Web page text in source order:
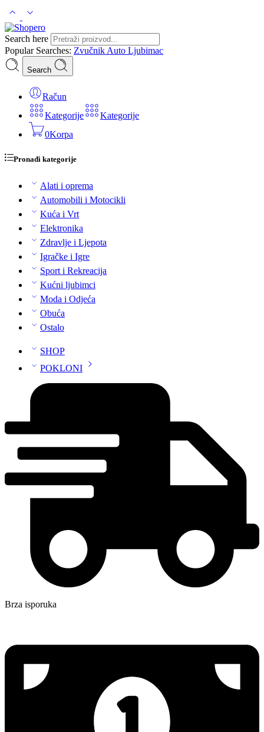
Search here
Popular Searches: Zvučnik Auto Ljubimac
Search
Račun
Kategorije
Kategorije
0Korpa
Pronađi kategorije
Alati i oprema
Automobili i Motocikli
Kuća i Vrt
Elektronika
Zdravlje i Ljepota
Igračke i Igre
Sport i Rekreacija
Kućni ljubimci
Moda i Odjeća
Obuća
Ostalo
SHOP
POKLONI
Brza isporuka